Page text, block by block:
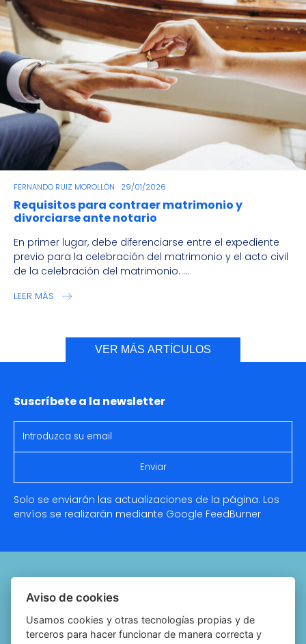
FERNANDO RUIZ MOROLLÓN 29/01/2026
Requisitos para contraer matrimonio y
divorciarse ante notario
En primer lugar, debe diferenciarse entre el expediente
previo para la celebración del matrimonio y el acto civil
de la celebración del matrimonio. ...
LEER MÁS
VER MÁS ARTÍCULOS
Suscríbete a la newsletter
Solo se enviarán las actualizaciones de la página. Los
envíos se realizarán mediante Google FeedBurner
Política de cookies
Aviso de cookies
Usamos cookies y otras tecnologías propias y de
terceros para hacer funcionar de manera correcta y